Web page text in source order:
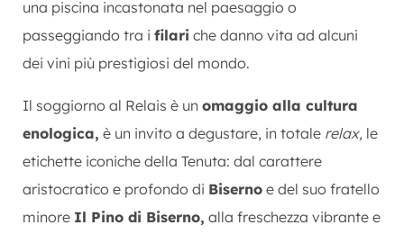
una piscina incastonata nel paesaggio o
passeggiando tra i filari che danno vita ad alcuni
dei vini più prestigiosi del mondo.
Il soggiorno al Relais è un omaggio alla cultura
enologica, è un invito a degustare, in totale relax, le
etichette iconiche della Tenuta: dal carattere
aristocratico e profondo di Biserno e del suo fratello
minore Il Pino di Biserno, alla freschezza vibrante e